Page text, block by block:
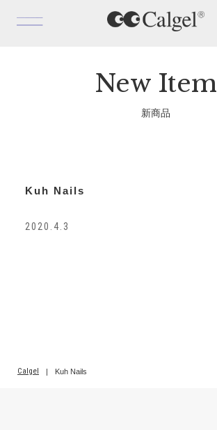
OPEN
New Item
新商品
Kuh Nails
2020.4.3
Calgel | Kuh Nails